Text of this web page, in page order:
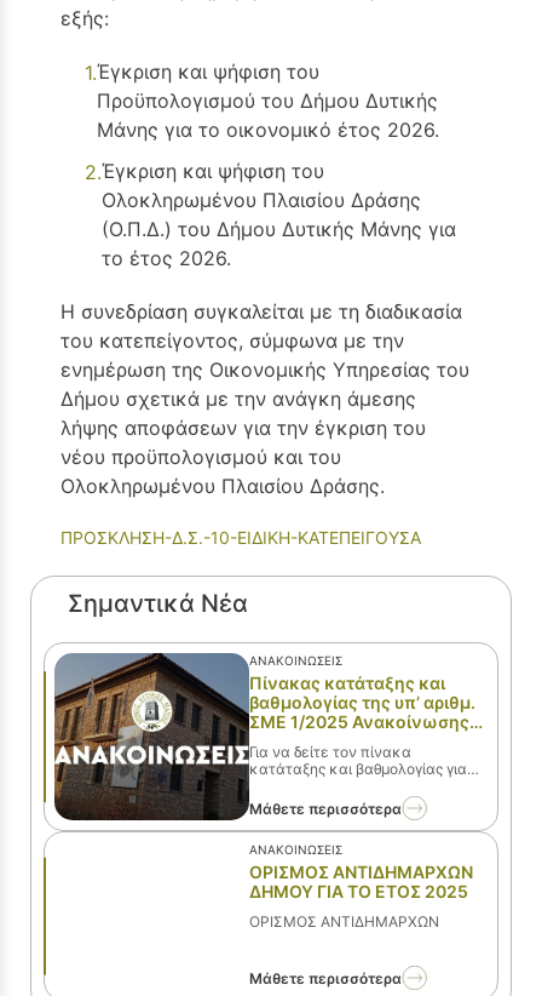
εξής:
Έγκριση και ψήφιση του
Προϋπολογισμού του Δήμου Δυτικής
Μάνης για το οικονομικό έτος 2026.
Έγκριση και ψήφιση του
Ολοκληρωμένου Πλαισίου Δράσης
(Ο.Π.Δ.) του Δήμου Δυτικής Μάνης για
το έτος 2026.
Η συνεδρίαση συγκαλείται με τη διαδικασία
του κατεπείγοντος, σύμφωνα με την
ενημέρωση της Οικονομικής Υπηρεσίας του
Δήμου σχετικά με την ανάγκη άμεσης
λήψης αποφάσεων για την έγκριση του
νέου προϋπολογισμού και του
Ολοκληρωμένου Πλαισίου Δράσης.
ΠΡΟΣΚΛΗΣΗ-Δ.Σ.-10-ΕΙΔΙΚΗ-ΚΑΤΕΠΕΙΓΟΥΣΑ
Σημαντικά Νέα
ΑΝΑΚΟΙΝΏΣΕΙΣ
Πίνακας κατάταξης και
βαθμολογίας της υπ’ αριθμ.
ΣΜΕ 1/2025 Ανακοίνωσης
για πρόσληψη προσωπικού
με σύμβαση μίσθωσης
έργου
Για να δείτε τον πίνακα
κατάταξης και βαθμολογίας για
Παιδίατρου πατήστε εδώ
Μάθετε περισσότερα
ΑΝΑΚΟΙΝΏΣΕΙΣ
ΟΡΙΣΜΟΣ ΑΝΤΙΔΗΜΑΡΧΩΝ
ΔΗΜΟΥ ΓΙΑ ΤΟ ΕΤΟΣ 2025
ΟΡΙΣΜΟΣ ΑΝΤΙΔΗΜΑΡΧΩΝ
Μάθετε περισσότερα